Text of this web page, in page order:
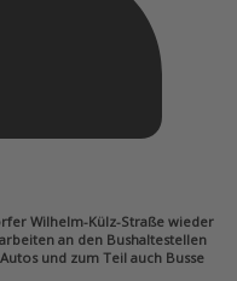
Wilhelm-Külz-Straße wieder
an den Bushaltestellen
und zum Teil auch Busse